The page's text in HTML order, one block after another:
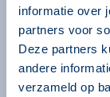
informatie over
partners voor
Deze partners
andere
verzameld op
Algemeen
Over ons
Over onze
Begeleiders